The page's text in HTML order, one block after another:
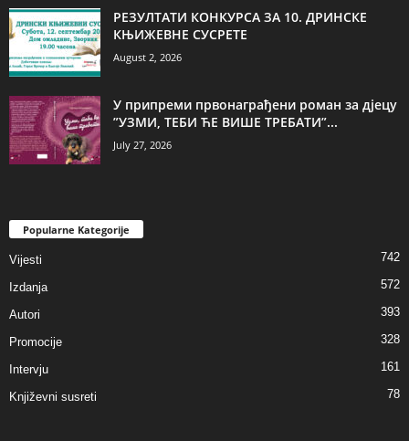
РЕЗУЛТАТИ КОНКУРСА ЗА 10. ДРИНСКЕ
КЊИЖЕВНЕ СУСРЕТЕ
August 2, 2026
У припреми првонаграђени роман за дјецу
”УЗМИ, ТЕБИ ЋЕ ВИШЕ ТРЕБАТИ”...
July 27, 2026
Popularne Kategorije
Vijesti 742
Izdanja 572
Autori 393
Promocije 328
Intervju 161
Književni susreti 78